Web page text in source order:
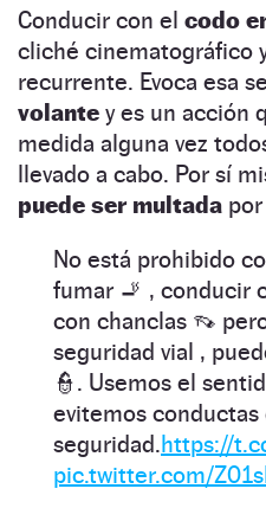
Conducir con el codo
cliché cinematográfico
recurrente. Evoca esa
volante y es un acción
medida alguna vez
llevado a cabo. Por sí
puede ser multada
No está prohibido
fumar 🚬 , conducir
con chanclas 👡
seguridad vial ,
👮‍. Usemos el
evitemos conductas
seguridad.https://
pic.twitter.com/